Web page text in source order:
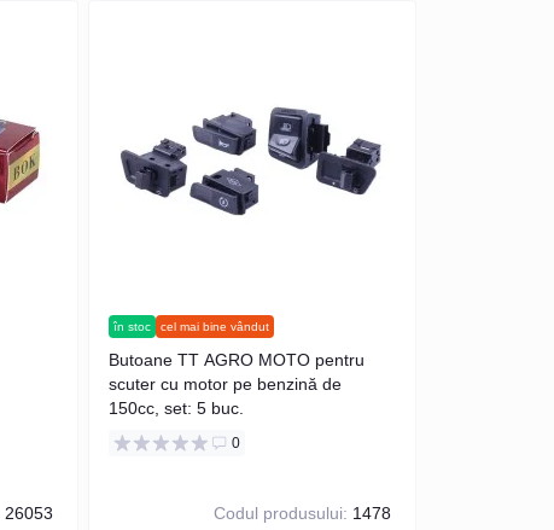
26053
în stoc cel mai bine vândut
Butoane TT AGRO MOTO pentru
scuter cu motor pe benzină de
150cc, set: 5 buc.
0
Codul produsului: 1478